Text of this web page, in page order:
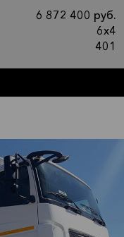
6 872 400 руб.
6х4
401